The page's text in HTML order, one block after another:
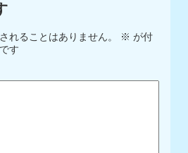
れることはありません。 ※ が付
す